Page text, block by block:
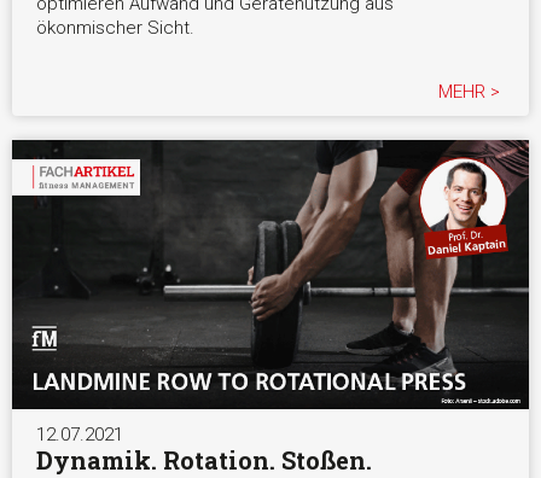
ökonmischer Sicht.
MEHR >
12.07.2021
Dynamik. Rotation. Stoßen.